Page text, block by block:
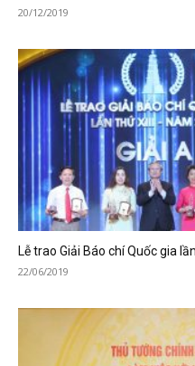
20/12/2019
Lễ trao Giải Báo chí Quốc gia
22/06/2019